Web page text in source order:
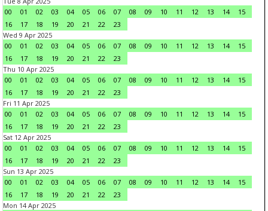
00
01 02 03 04 05 06 07 08 09 10 11 12 13 14
15
16
17 18 19 20 21 22
23
Wed 9 Apr 2025
00
01 02 03 04 05 06 07 08 09 10 11 12 13 14
15
16
17 18 19 20 21 22
23
Thu 10 Apr 2025
00
01 02 03 04 05 06 07 08 09 10 11 12 13 14
15
16
17 18 19 20 21 22
23
Fri 11 Apr 2025
00
01 02 03 04 05 06 07 08 09 10 11 12 13 14
15
16
17 18 19 20 21 22
23
Sat 12 Apr 2025
00
01 02 03 04 05 06 07 08 09 10 11 12 13 14
15
16
17 18 19 20 21 22
23
Sun 13 Apr 2025
00
01 02 03 04 05 06 07 08 09 10 11 12 13 14
15
16
17 18 19 20 21 22
23
Mon 14 Apr 2025